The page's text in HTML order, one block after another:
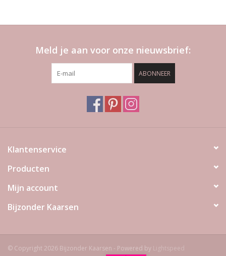
Meld je aan voor onze nieuwsbrief:
ABONNEER
Klantenservice
Producten
Mijn account
Bijzonder Kaarsen
© Copyright 2026 Bijzonder Kaarsen - Powered by Lightspeed